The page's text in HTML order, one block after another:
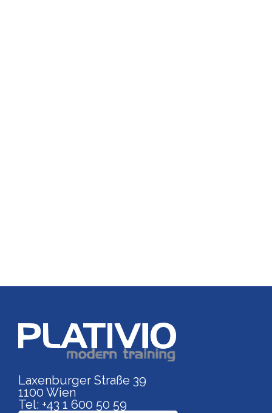
Link zu https://
Laxenburger Straße 39
1100 Wien
Tel: +43 1 600 50 59